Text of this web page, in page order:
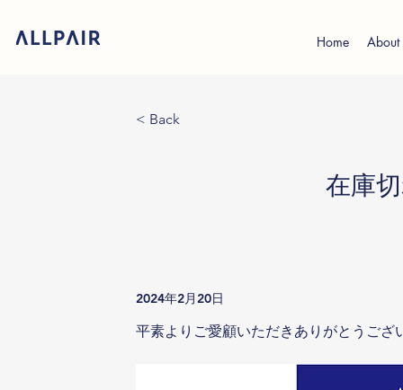
Home About
< Back
在庫
2024年2月20日
平素よりご愛顧いただきありがとうござ